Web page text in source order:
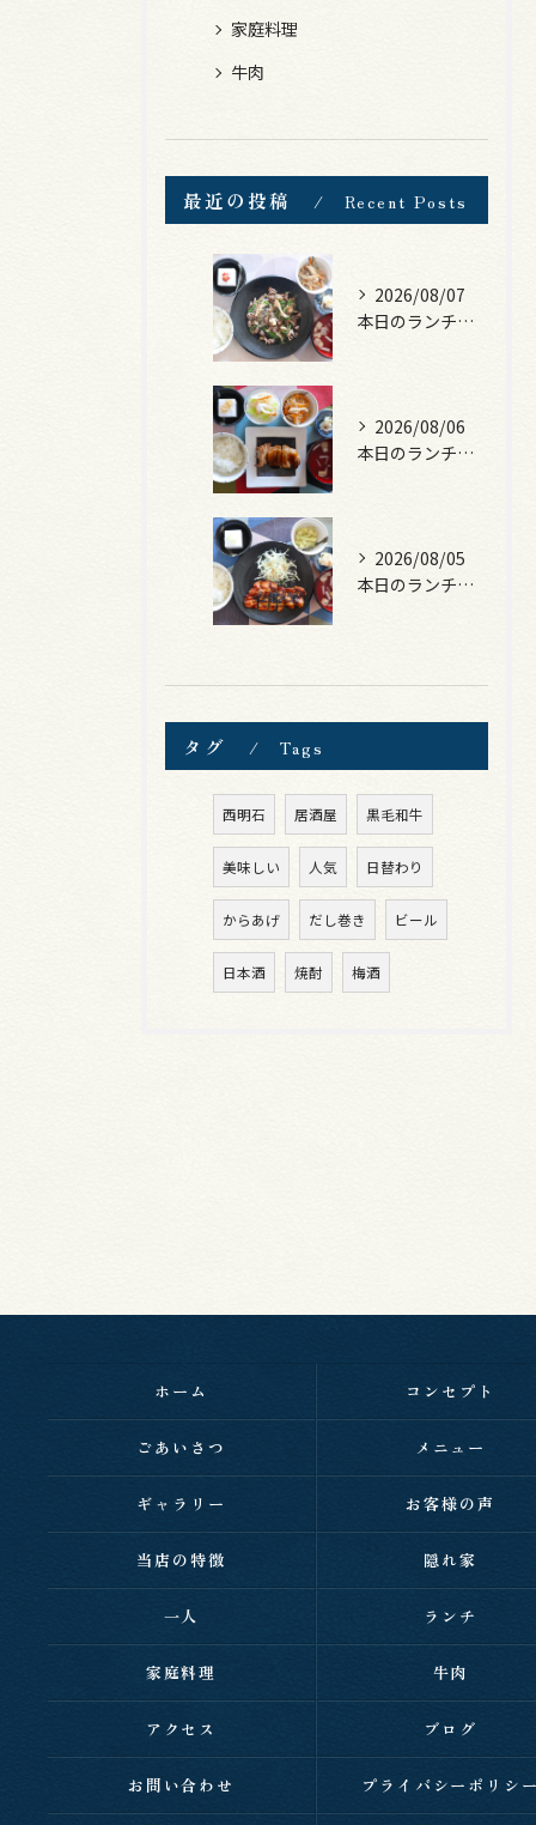
家庭料理
牛肉
最近の投稿 Recent Posts
2026/08/07
本日のランチは、黒毛和牛のチャプチェ！
2026/08/06
本日のランチは、照焼きチキン！
2026/08/05
本日のランチは、ロース豚カツ梅はさみ！
タグ Tags
西明石 居酒屋 黒毛和牛
美味しい 人気 日替わり
からあげ だし巻き ビール
日本酒 焼酎 梅酒
ホーム コンセプト
ごあいさつ メニュー
ギャラリー お客様の声
当店の特徴 隠れ家
一人 ランチ
家庭料理 牛肉
アクセス ブログ
お問い合わせ プライバシーポリシ